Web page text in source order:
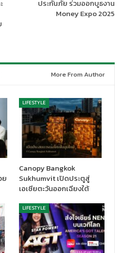
สุดที่เข้ามาเติมเต็มระบบนิเวศของ
แบบยิ่งขึ้น ซึ่งนอกจากนี้ ภายใน
นๆ อาทิ เดอะ ฟิตเนส แพลทินัม
สระว่ายน้ำและเครื่องออกกำลังกาย
พิเศษ เช่น พิลาทิส ปั่นจักรยาน โยคะ
และคนภายนอกได้เข้ามาใช้บริการ
และแข็งแรง
เอไอเอ อีสต์ เกตเวย์ แห่งนี้รับผิด
Corp. Ltd.) ซึ่งดำเนินงาน
ต้การบริหารจัดการของเอไอเอ
ทำงานที่ตอบโจทย์ทั้งในแง่ธุรกิจ
ภาพรวม ตามคำมั่นสัญญา
– เพื่อสุขภาพและชีวิตที่ดีขึ้น’
ประกันภัย ร่วมออกบูธงาน
Money Expo 2025
More From Author
ย
LIFESTYLE
Canopy Bangkok
Sukhumvit เปิดประตูสู่
เอเชียตะวันออกเฉียงใต้
LIFESTYLE